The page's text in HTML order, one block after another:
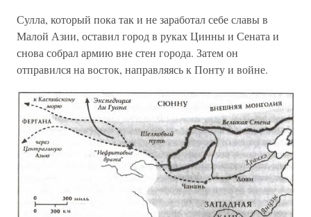
Сулла, который пока так и не заработал себе славы в
Малой Азии, оставил город в руках Цинны и Сената и
снова собрал армию вне стен города. Затем он
отправился на восток, направляясь к Понту и войне.